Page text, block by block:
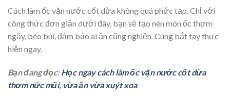
Cách làm ốc vặn nước cốt dừa không quá phức tạp. Chỉ với
công thức đơn giản dưới đây, bạn sẽ tạo nên món ốc thơm
ngậy, béo bùi, đảm bảo ai ăn cũng nghiền. Cùng bắt tay thực
hiện ngay.
Bạn đang đọc:Học ngay cách làm ốc vặn nước cốt dừa
thơm nức mũi, vừa ăn vừa xuýt xoa